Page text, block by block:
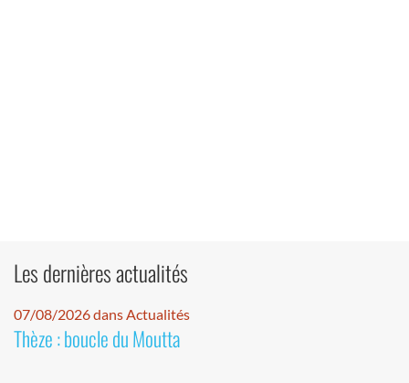
Les dernières actualités
07/08/2026 dans Actualités
Thèze : boucle du Moutta